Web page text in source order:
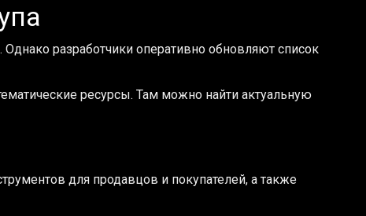
разработчики оперативно обновляют список
ресурсы. Там можно найти актуальную
для продавцов и покупателей, а также